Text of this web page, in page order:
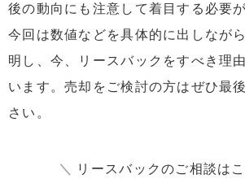
後の動向にも注意して着目する必要
今回は数値などを具体的に出しなが
明し、今、リースバックをすべき理
います。売却をご検討の方はぜひ最
さい。
＼ リースバックのご相談はこ